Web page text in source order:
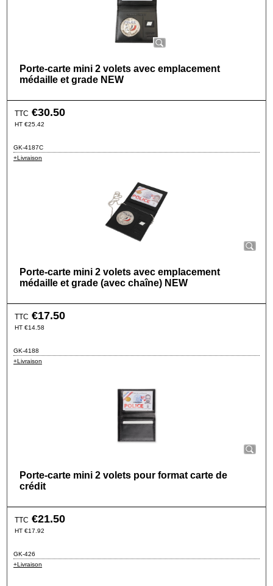
Porte-carte mini 2 volets avec emplacement
médaille et grade NEW
TTC €30.50
HT €25.42
GK-4187C
+Livraison
Porte-carte mini 2 volets avec emplacement
médaille et grade (avec chaîne) NEW
TTC €17.50
HT €14.58
GK-4188
+Livraison
Porte-carte mini 2 volets pour format carte de
crédit
TTC €21.50
HT €17.92
GK-426
+Livraison